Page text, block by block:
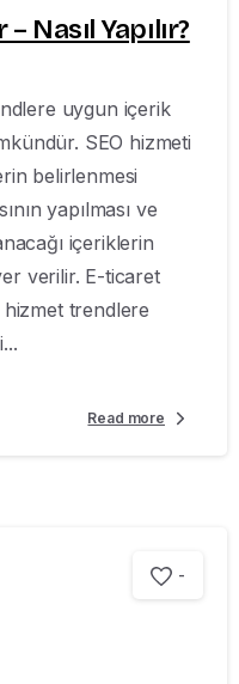
Nasıl Yapılır?
uygun içerik
SEO hizmeti
belirlenmesi
yapılması ve
içeriklerin
verilir. E-ticaret
trendlere
Read more
-